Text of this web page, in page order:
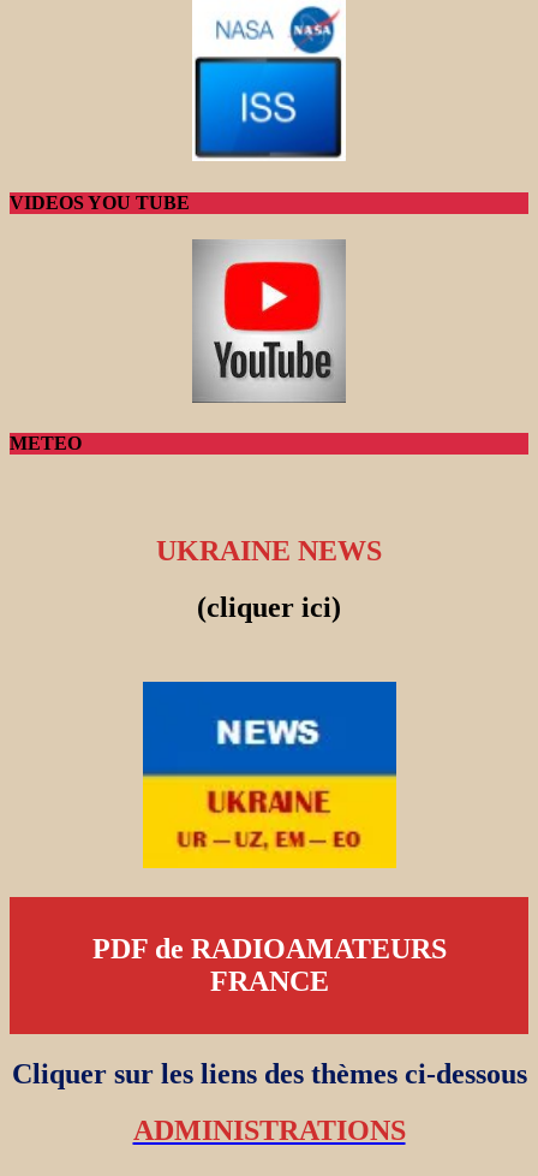
VIDEOS YOU TUBE
METEO
UKRAINE NEWS
(cliquer ici)
PDF de RADIOAMATEURS
FRANCE
Cliquer sur les liens des thèmes ci-dessous
ADMINISTRATIONS